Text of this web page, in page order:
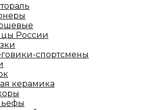
России
спортсмены
керамика